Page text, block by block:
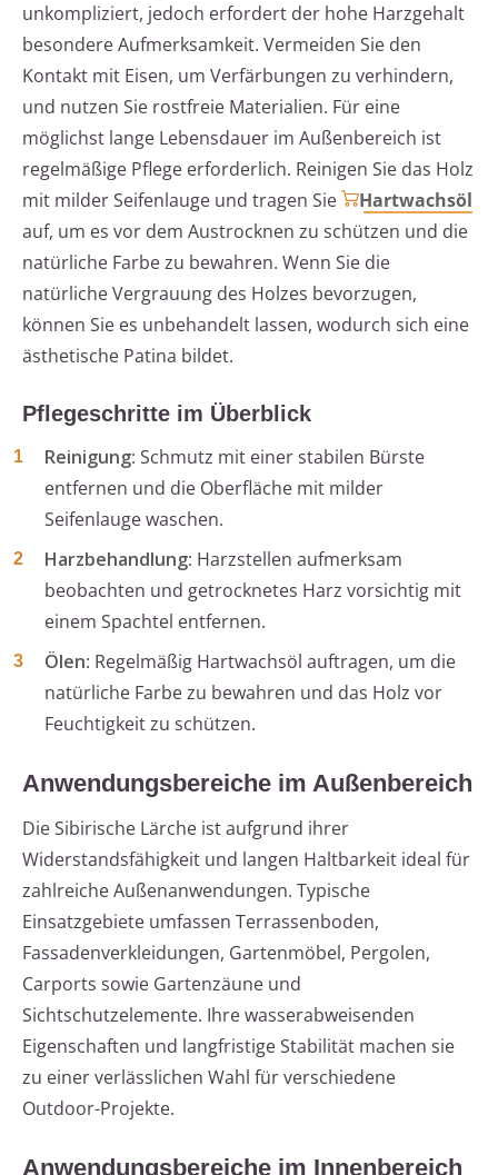
unkompliziert, jedoch erfordert der hohe Harzgehalt
besondere Aufmerksamkeit. Vermeiden Sie den
Kontakt mit Eisen, um Verfärbungen zu verhindern,
und nutzen Sie rostfreie Materialien. Für eine
möglichst lange Lebensdauer im Außenbereich ist
regelmäßige Pflege erforderlich. Reinigen Sie das Holz
mit milder Seifenlauge und tragen Sie
Hartwachsöl
auf, um es vor dem Austrocknen zu schützen und die
natürliche Farbe zu bewahren. Wenn Sie die
natürliche Vergrauung des Holzes bevorzugen,
können Sie es unbehandelt lassen, wodurch sich eine
ästhetische Patina bildet.
Pflegeschritte im Überblick
Reinigung: Schmutz mit einer stabilen Bürste
entfernen und die Oberfläche mit milder
Seifenlauge waschen.
Harzbehandlung: Harzstellen aufmerksam
beobachten und getrocknetes Harz vorsichtig mit
einem Spachtel entfernen.
Ölen: Regelmäßig Hartwachsöl auftragen, um die
natürliche Farbe zu bewahren und das Holz vor
Feuchtigkeit zu schützen.
Anwendungsbereiche im Außenbereich
Die Sibirische Lärche ist aufgrund ihrer
Widerstandsfähigkeit und langen Haltbarkeit ideal für
zahlreiche Außenanwendungen. Typische
Einsatzgebiete umfassen Terrassenboden,
Fassadenverkleidungen, Gartenmöbel, Pergolen,
Carports sowie Gartenzäune und
Sichtschutzelemente. Ihre wasserabweisenden
Eigenschaften und langfristige Stabilität machen sie
zu einer verlässlichen Wahl für verschiedene
Outdoor-Projekte.
Anwendungsbereiche im Innenbereich